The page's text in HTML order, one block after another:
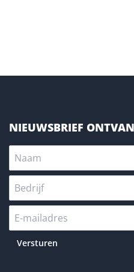
NIEUWSBRIEF
Versturen